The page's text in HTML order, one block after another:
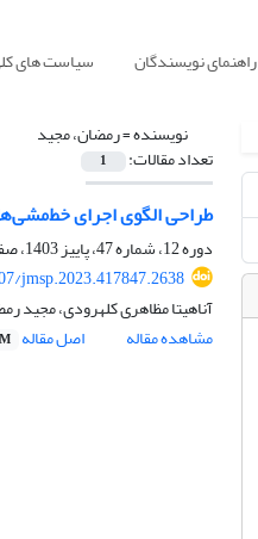
راهنمای نویسندگان سیاست های
نویسنده =رمضان، مجید
تعداد مقالات: 1
طراحی الگوی اجرای
دوره 12، شماره 47، پاییز 1403، صفحه
jmsp.2023.417847.2638
آناهیتا مظاهری کلهرودی،
مشاهده مقاله
اصل مقاله